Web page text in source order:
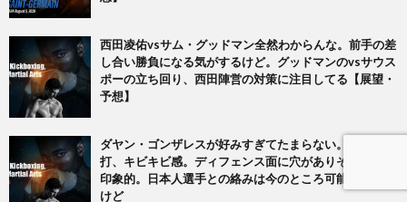
西田凌佑vsサム・グッドマン全然わからんな。前手の差
し合い勝負になる気がするけど。グッドマンのvsサウス
ポーの立ち回り、西田陣営の対策に注目してる【展望・
予想】
ダヤン・ゴンザレスが好みすぎてたまらない。馬力と連
打、キビキビ感。ディフェンス面に穴がありそうなのも
印象的。日本人選手との絡みは今のところ可能性は低い
けど